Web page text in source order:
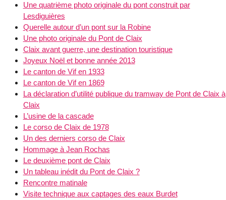
Une quatrième photo originale du pont construit par
Lesdiguières
Querelle autour d’un pont sur la Robine
Une photo originale du Pont de Claix
Claix avant guerre, une destination touristique
Joyeux Noël et bonne année 2013
Le canton de Vif en 1933
Le canton de Vif en 1869
La déclaration d’utilité publique du tramway de Pont de Claix à
Claix
L’usine de la cascade
Le corso de Claix de 1978
Un des derniers corso de Claix
Hommage à Jean Rochas
Le deuxième pont de Claix
Un tableau inédit du Pont de Claix ?
Rencontre matinale
Visite technique aux captages des eaux Burdet